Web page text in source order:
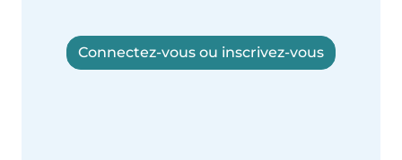
Connectez-vous ou inscrivez-vous